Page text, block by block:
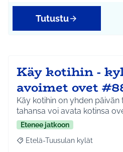
Tutustu
Käy kotihin -
avoimet ovet
Käy kotihin on yhden
tahansa voi avata kotinsa
Etenee jatkoon
Rajaa tulokset aihepiirin
Etelä-Tuusulan kylät